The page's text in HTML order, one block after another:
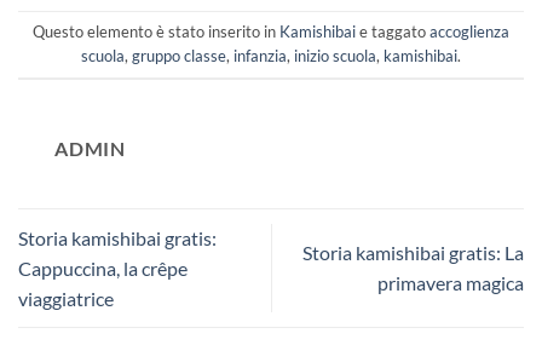
Questo elemento è stato inserito in Kamishibaie taggatoaccoglienza
scuola, gruppo classe, infanzia, inizio scuola, kamishibai.
ADMIN
Storia kamishibai gratis:
Cappuccina, la crêpe
viaggiatrice
Storia kamishibai gratis: La
primavera magica